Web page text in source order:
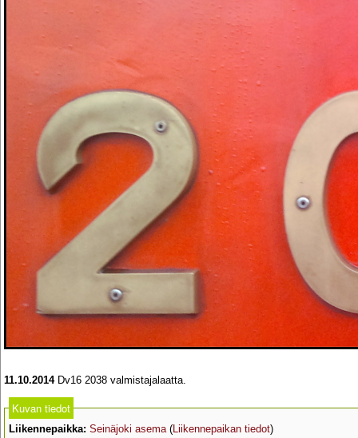
11.10.2014Dv16 2038 valmistajalaatta.
Kuvan tiedot
Liikennepaikka: Seinäjoki asema(Liikennepaikan tiedot)